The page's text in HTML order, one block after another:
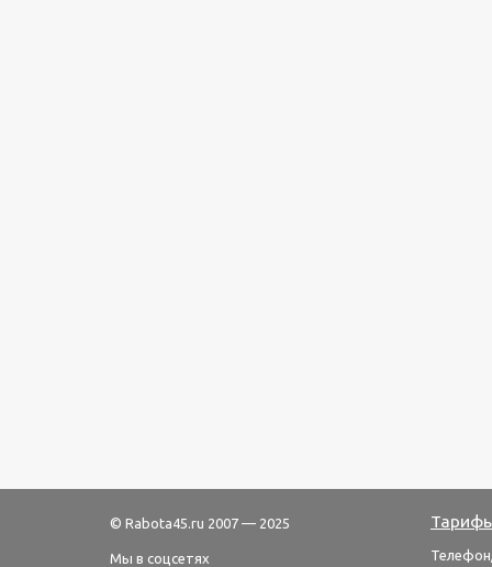
© Rabota45.ru 2007 — 2025
Мы в соцсетях